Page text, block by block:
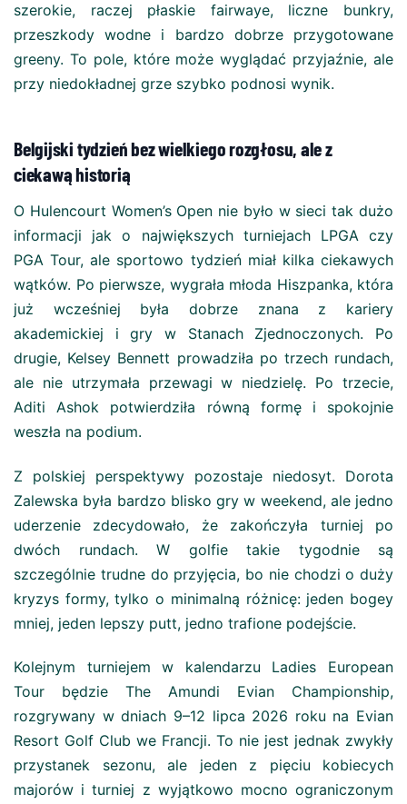
szerokie, raczej płaskie fairwaye, liczne bunkry,
przeszkody wodne i bardzo dobrze przygotowane
greeny. To pole, które może wyglądać przyjaźnie, ale
przy niedokładnej grze szybko podnosi wynik.
Belgijski tydzień bez wielkiego rozgłosu, ale z
ciekawą historią
O Hulencourt Women’s Open nie było w sieci tak dużo
informacji jak o największych turniejach LPGA czy
PGA Tour, ale sportowo tydzień miał kilka ciekawych
wątków. Po pierwsze, wygrała młoda Hiszpanka, która
już wcześniej była dobrze znana z kariery
akademickiej i gry w Stanach Zjednoczonych. Po
drugie, Kelsey Bennett prowadziła po trzech rundach,
ale nie utrzymała przewagi w niedzielę. Po trzecie,
Aditi Ashok potwierdziła równą formę i spokojnie
weszła na podium.
Z polskiej perspektywy pozostaje niedosyt. Dorota
Zalewska była bardzo blisko gry w weekend, ale jedno
uderzenie zdecydowało, że zakończyła turniej po
dwóch rundach. W golfie takie tygodnie są
szczególnie trudne do przyjęcia, bo nie chodzi o duży
kryzys formy, tylko o minimalną różnicę: jeden bogey
mniej, jeden lepszy putt, jedno trafione podejście.
Kolejnym turniejem w kalendarzu Ladies European
Tour będzie The Amundi Evian Championship,
rozgrywany w dniach 9–12 lipca 2026 roku na Evian
Resort Golf Club we Francji. To nie jest jednak zwykły
przystanek sezonu, ale jeden z pięciu kobiecych
majorów i turniej z wyjątkowo mocno ograniczonym